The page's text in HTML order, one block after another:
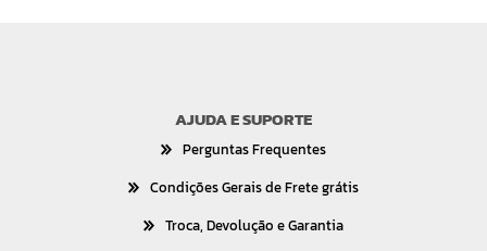
AJUDA E SUPORTE
Perguntas Frequentes
Condições Gerais de Frete grátis
Troca, Devolução e Garantia